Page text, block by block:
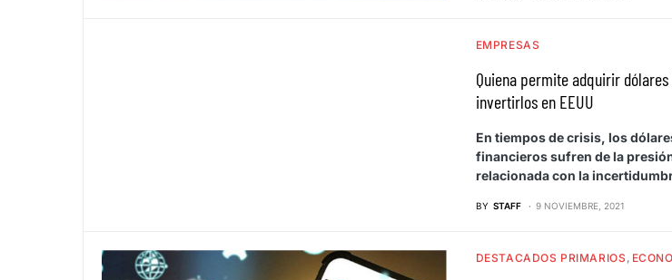
EMPRESAS
Quiena permite adquirir dólares
invertirlos en EEUU
En tiempos de crisis, los
financieros sufren de la
relacionada con la
BY STAFF 9 NOVIEMBRE, 2021
DESTACADOS PRIMARIOS